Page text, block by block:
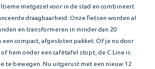
metgezel voor in de stad en combineert
draagbaarheid. Onze fietsen worden al
en transformeren in minder dan 20
een compact, afgesloten pakket. Of je nu door
hem onder een cafétafel stopt, de C Line is
te bewegen. Nu uitgerust met een nieuw 12